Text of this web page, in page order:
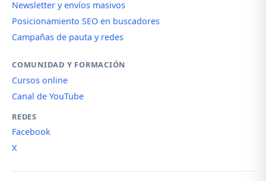
Newsletter y envíos masivos
Posicionamiento SEO en buscadores
Campañas de pauta y redes
COMUNIDAD Y FORMACIÓN
Cursos online
Canal de YouTube
REDES
Facebook
X